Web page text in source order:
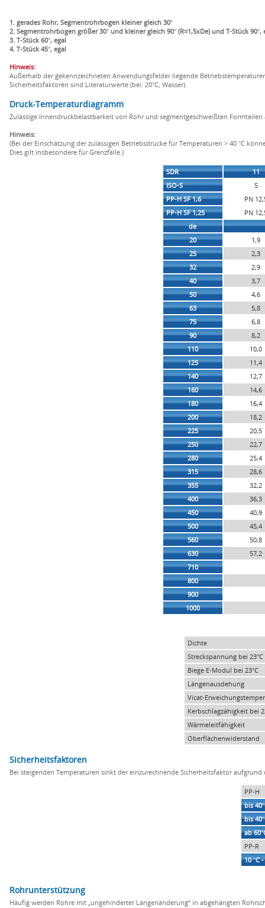
1. gerades Rohr, Segmentrohrbogen kleiner gleich 30°
2. Segmentrohrbogen größer 30° und kleiner gleich 90° (R=1,5xDe) und T-Stück 90°,
3. T-Stück 60°, egal
4. T-Stück 45°, egal
Hinweis:
Außerhalb der gekennzeichneten Anwendungsfelder liegende
Sicherheitsfaktoren sind Literaturwerte (bei: 20°C, Wasser).
Druck-Temperaturdiagramm
Zulässige Innendruckbelastbarkeit von Rohr und segmentgeschweißten Formteilen
Hinweis:
(Bei der Einschätzung der zulässigen Betriebsdrücke für Temperaturen > 40 °C
Dies gilt insbesondere für Grenzfälle.)
SDR
11
ISO-S
5
PP-H SF 1,6
PN
PP-H SF 1,25
PN
de
20
1,9
25
2,3
32
2,9
40
3,7
50
4,6
63
5,8
75
6,8
90
8,2
110
10,0
125
11,4
140
12,7
160
14,6
180
16,4
200
18,2
225
20,5
250
22,7
280
25,4
315
28,6
355
32,2
400
36,3
450
40,9
500
45,4
560
50,8
630
57,2
710
800
900
1000
Dichte
Streckspannung bei 23°C
Biege E-Modul bei 23°C
Längenausdehung
Vicat-
Kerbschlagzähigkeit bei
Wärmeleitfähigkeit
Oberflächenwiderstand
Sicherheitsfaktoren
Bei steigenden Temperaturen sinkt der einzurechnende Sicherheitsfaktor
PP-H
bis
bis
ab
PP-R
10 °C -
Rohrunterstützung
Häufig werden Rohre mit „ungehinderter Längenänderung“ in abgehängten